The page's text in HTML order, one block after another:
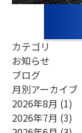
お電話でのお問
カテゴリ
お知らせ
ブログ
月別アーカイブ
2026年8月 (1)
2026年7月 (3)